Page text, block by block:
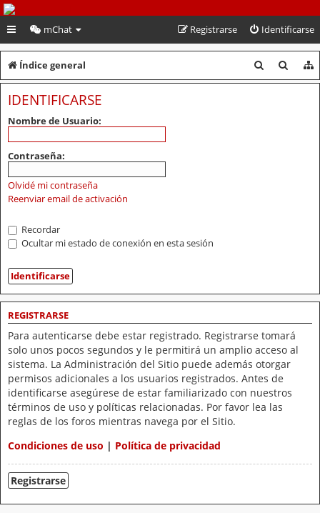
PeruVoley.com
mChat Identificarse
Registrarse
Índice general
u
u
IDENTIFICARSE
Nombre de Usuario:
Contraseña:
Olvidé mi contraseña
Reenviar email de activación
Recordar
Ocultar mi estado de conexión en esta sesión
REGISTRARSE
Para autenticarse debe estar registrado. Registrarse tomará
solo unos pocos segundos y le permitirá un amplio acceso al
sistema. La Administración del Sitio puede además otorgar
permisos adicionales a los usuarios registrados. Antes de
identificarse asegúrese de estar familiarizado con nuestros
términos de uso y políticas relacionadas. Por favor lea las
reglas de los foros mientras navega por el Sitio.
Condiciones de uso | Política de privacidad
Registrarse